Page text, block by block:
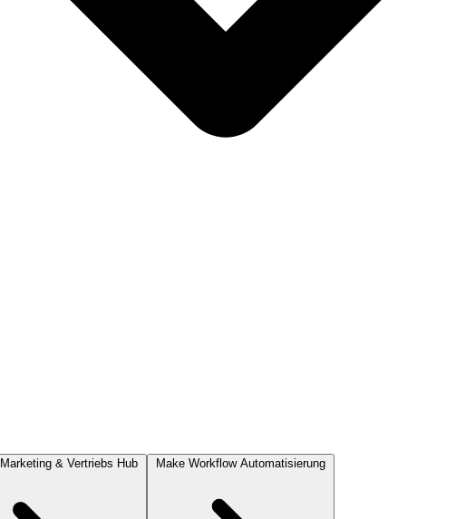
Marketing & Vertriebs Hub Make Workflow Automatisierung